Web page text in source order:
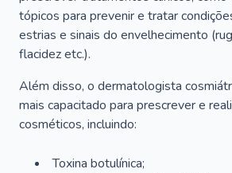
tópicos para prevenir e tratar
estrias e sinais do envelhecimento
flacidez etc.).
Além disso, o dermatologista
mais capacitado para prescrever e
cosméticos, incluindo:
Toxina botulínica;